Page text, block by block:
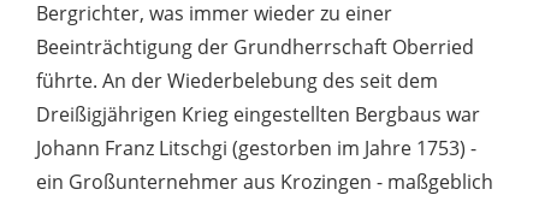
Bergrichter, was immer wieder zu einer
Beeinträchtigung der Grundherrschaft Oberried
führte. An der Wiederbelebung des seit dem
Dreißigjährigen Krieg eingestellten Bergbaus war
Johann Franz Litschgi (gestorben im Jahre 1753) -
ein Großunternehmer aus Krozingen - maßgeblich